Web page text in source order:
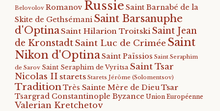
Belovolov Romanov Russie Saint Barnabé de la
Skite de Gethsémani Saint Barsanuphe
d'Optina Saint Hilarion Troitski Saint Jean
de KronstadtSaint Luc de Crimée Saint
Nikon d'OptinaSaint Païssios Saint Seraphim
de Sarov Saint Seraphim de Vyritsa Saint Tsar
Nicolas II starets Starets Jérôme (Solomentsov)
Tradition Très Sainte Mère de DieuTsar
Tsargrad Constantinople Byzance Union Européenne
Valerian Kretchetov